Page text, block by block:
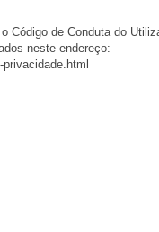
Código de Conduta do
neste endereço: